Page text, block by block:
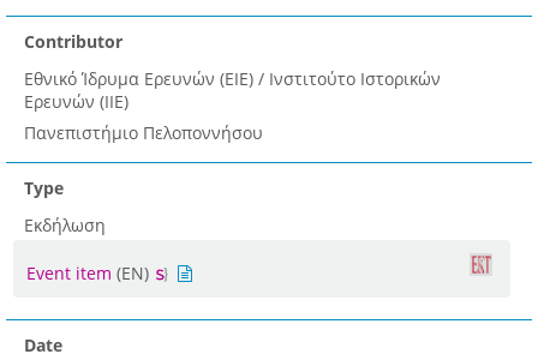
Contributor
Εθνικό Ίδρυμα Ερευνών (ΕΙΕ) / Ινστιτούτο Ιστορικών
Ερευνών (ΙΙΕ)
Πανεπιστήμιο Πελοποννήσου
Type
Εκδήλωση
Event item (EN)
Date